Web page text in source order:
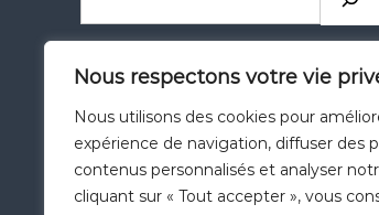
Nous respectons votre vie
Nous utilisons des cookies pour
expérience de navigation, diffuser des
contenus personnalisés et analyser
cliquant sur « Tout accepter », vous
réseaux
sociaux
réseauxréseaux
Catégories